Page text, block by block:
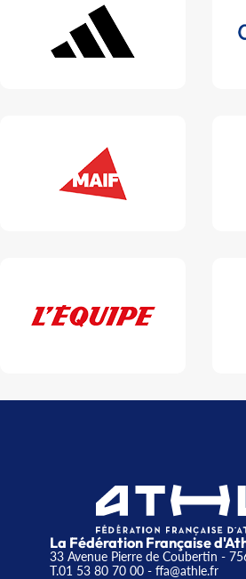
La Fédération Française
33 Avenue Pierre de Coubertin -
T.01 53 80 70 00- ffa@athle.fr